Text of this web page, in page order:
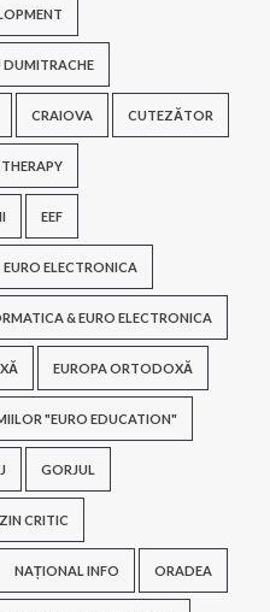
DUMITRACHE
CRAIOVA CUTEZĂTOR
EEF
EURO ELECTRONICA
& EURO ELECTRONICA
EUROPA ORTODOXĂ
"EURO EDUCATION"
GORJUL
CRITIC
NAȚIONAL INFO ORADEA